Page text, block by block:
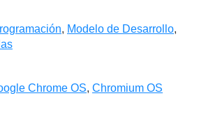
, Modelo de Desarrollo,
Chrome OS, Chromium OS